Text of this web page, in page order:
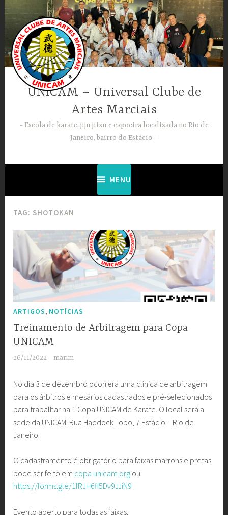
Ir
para
conteúdo
UNICAM – Universal Clube de
Artes Marciais
Escola de karate, jiju jitsu e capoeira localizada no Rio de
Janeiro, bairro do Estácio.
MENU
TAG: SHOTOKAN
ARTIGOS, NOTÍCIAS
Treinamento de Arbitragem para Copa
UNICAM
26/11/2022 marim
No dia 3 de dezembro ocorrerá uma clínica de arbitragem
para os árbitros e mesários cadastrados e pré-selecionados
para trabalhar na 1 Copa UNICAM de Karate. O local será a
sede da UNICAM: Rua Haddock Lobo, 7 Estácio – Rio de
Janeiro.
O cadastramento é obrigatório para faixas marrons e pretas
pode ser feito em copa.unicam.org ou
https://forms.gle/1fRJH6ff5Dv9JJiN9
Evento aberto para todas as faixas.